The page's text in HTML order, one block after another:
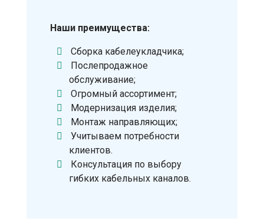
Наши преимущества:
Сборка кабелеукладчика;
Послепродажное
обслуживание;
Огромный ассортимент;
Модернизация изделия;
Монтаж направляющих;
Учитываем потребности
клиентов.
Консультация по выбору
гибких кабельных каналов.